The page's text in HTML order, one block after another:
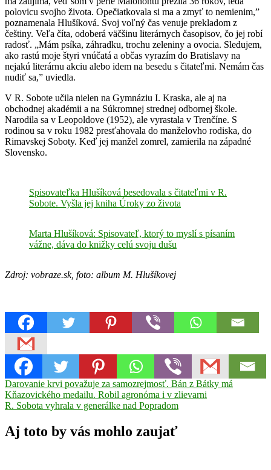
polovicu svojho života. Opečiatkovala si ma a zmyť to nemienim,”
poznamenala Hlušíková. Svoj voľný čas venuje prekladom z
češtiny. Veľa číta, odoberá väčšinu literárnych časopisov, čo jej robí
radosť. „Mám psíka, záhradku, trochu zeleniny a ovocia. Sledujem,
ako rastú moje štyri vnúčatá a občas vyrazím do Bratislavy na
nejakú literárnu akciu alebo idem na besedu s čitateľmi. Nemám čas
nudiť sa,” uviedla.
V R. Sobote učila nielen na Gymnáziu I. Kraska, ale aj na
obchodnej akadémii a na Súkromnej strednej odbornej škole.
Narodila sa v Leopoldove (1952), ale vyrastala v Trenčíne. S
rodinou sa v roku 1982 presťahovala do manželovho rodiska, do
Rimavskej Soboty. Keď jej manžel zomrel, zamierila na západné
Slovensko.
Spisovateľka Hlušíková besedovala s čitateľmi v R.
Sobote. Vyšla jej kniha Úroky zo života
Marta Hlušíková: Spisovateľ, ktorý to myslí s písaním
vážne, dáva do knižky celú svoju dušu
Zdroj: vobraze.sk, foto: album M. Hlušíkovej
knihy
pre
deti
dospelýchMarta
Hlušíkovánovinky Rimavská
Navigácia
v
Previous
Post:
Darovanie krvi považuje za samozrejmosť. Bán z Bátky má
Kňazovického medailu. Robil agronóma i v zlievarni
Next
R. Sobota vyhrala v generálke nad Popradom
Aj toto by vás mohlo zaujať